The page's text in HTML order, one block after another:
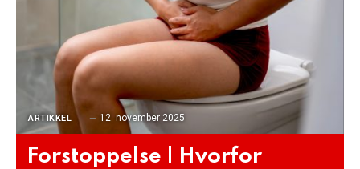
ARTIKKEL 12. november 2025
Forstoppelse | Hvorfor